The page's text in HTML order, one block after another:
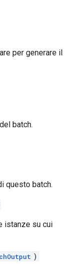
per generare il
batch.
questo batch.
istanze su cui
)